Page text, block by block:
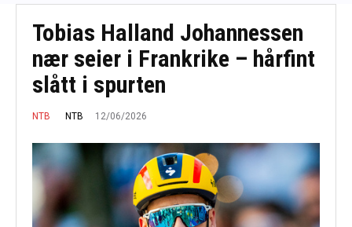
Tobias Halland Johannessen
nær seier i Frankrike – hårfint
slått i spurten
NTB NTB 12/06/2026